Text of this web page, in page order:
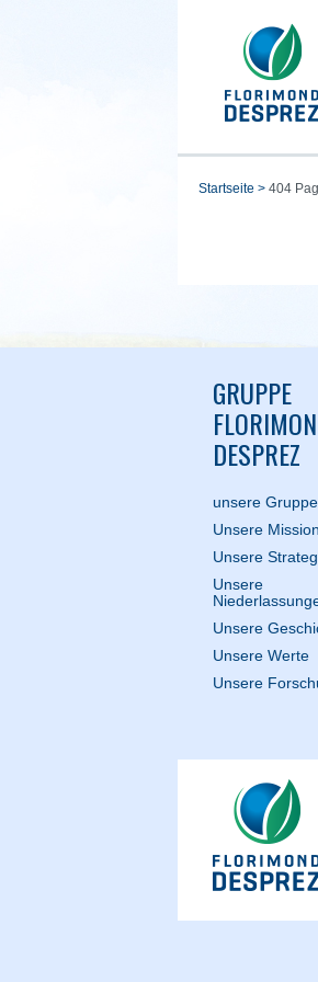
startseite > 404
GRUPPE
DESPREZ
unsere Gruppe
Unsere Mission
Unsere
Unsere
Unsere
Unsere Werte
Unsere